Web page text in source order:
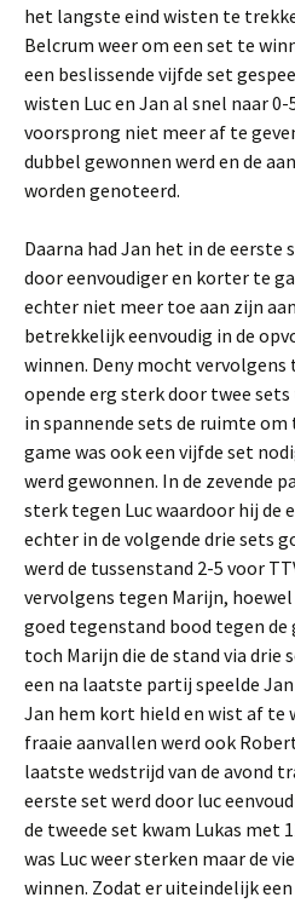
het langste eind wisten te
Belcrum weer om een set te
een beslissende vijfde set
wisten Luc en Jan al snel naar
voorsprong niet meer af te
dubbel gewonnen werd en de
worden genoteerd.
Daarna had Jan het in de
door eenvoudiger en korter te
echter niet meer toe aan zijn
betrekkelijk eenvoudig in de
winnen. Deny mocht vervolgens
opende erg sterk door twee
in spannende sets de ruimte
game was ook een vijfde set
werd gewonnen. In de zevende
sterk tegen Luc waardoor hij de
echter in de volgende drie sets
werd de tussenstand 2-5 voor
vervolgens tegen Marijn,
goed tegenstand bood tegen de
toch Marijn die de stand via drie
een na laatste partij speelde
Jan hem kort hield en wist af te
fraaie aanvallen werd ook
laatste wedstrijd van de avond
eerste set werd door luc
de tweede set kwam Lukas met
was Luc weer sterken maar de
winnen. Zodat er uiteindelijk